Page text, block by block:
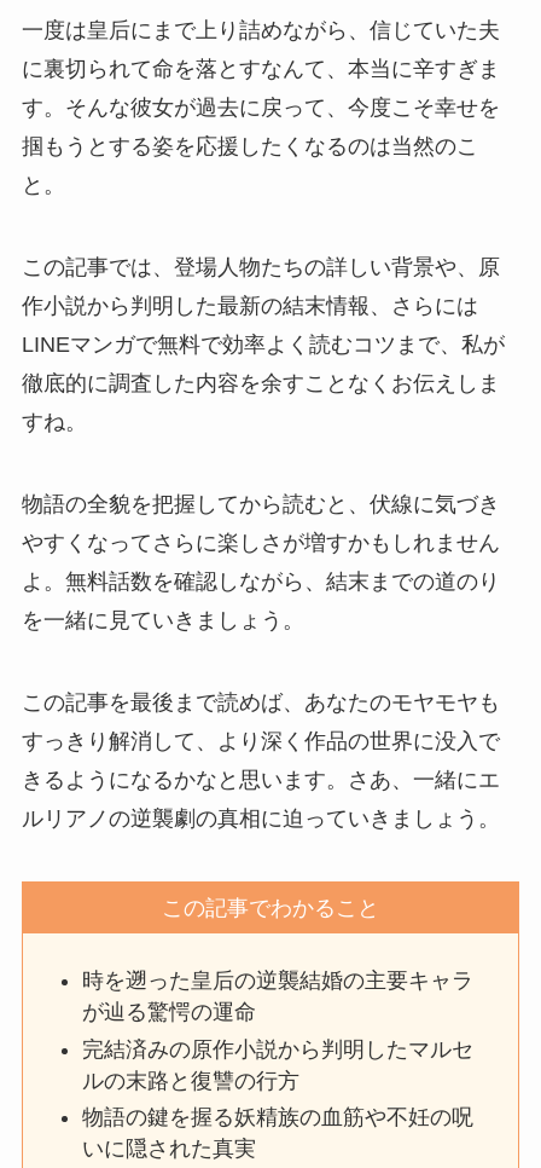
一度は皇后にまで上り詰めながら、信じていた夫
に裏切られて命を落とすなんて、本当に辛すぎま
す。そんな彼女が過去に戻って、今度こそ幸せを
掴もうとする姿を応援したくなるのは当然のこ
と。
この記事では、登場人物たちの詳しい背景や、原
作小説から判明した最新の結末情報、さらには
LINEマンガで無料で効率よく読むコツまで、私が
徹底的に調査した内容を余すことなくお伝えしま
すね。
物語の全貌を把握してから読むと、伏線に気づき
やすくなってさらに楽しさが増すかもしれません
よ。無料話数を確認しながら、結末までの道のり
を一緒に見ていきましょう。
この記事を最後まで読めば、あなたのモヤモヤも
すっきり解消して、より深く作品の世界に没入で
きるようになるかなと思います。さあ、一緒にエ
ルリアノの逆襲劇の真相に迫っていきましょう。
この記事でわかること
時を遡った皇后の逆襲結婚の主要キャラ
が辿る驚愕の運命
完結済みの原作小説から判明したマルセ
ルの末路と復讐の行方
物語の鍵を握る妖精族の血筋や不妊の呪
いに隠された真実